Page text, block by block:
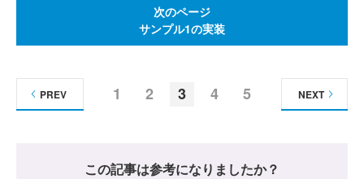
次のページ
サンプル1の実装
1 2 3 4 5
PREV NEXT
この記事は参考になりましたか？